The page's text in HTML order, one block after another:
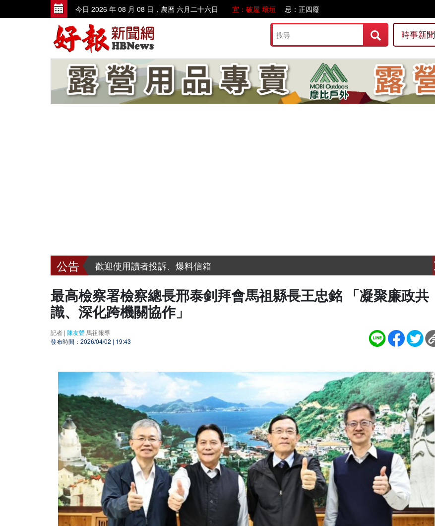
今日 2026 年 08 月 08 日，農曆 六月二十六日 宜：破屋 壞垣 忌：正四廢
時事新聞
歡迎使用讀者投訴、爆料信箱
呼叫善心人士~~ 漢明慈善會需要您共同關懷弱勢家庭、送愛到偏鄉
最高檢察署檢察總長邢泰釗拜會馬祖縣長王忠銘 「凝聚廉政共
識、深化跨機關協作」
記者 | 陳友聲 馬祖報導
發布時間：2026/04/02 | 19:43